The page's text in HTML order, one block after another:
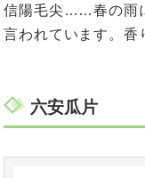
信陽毛尖……春の雨
言われています。香
六安瓜片